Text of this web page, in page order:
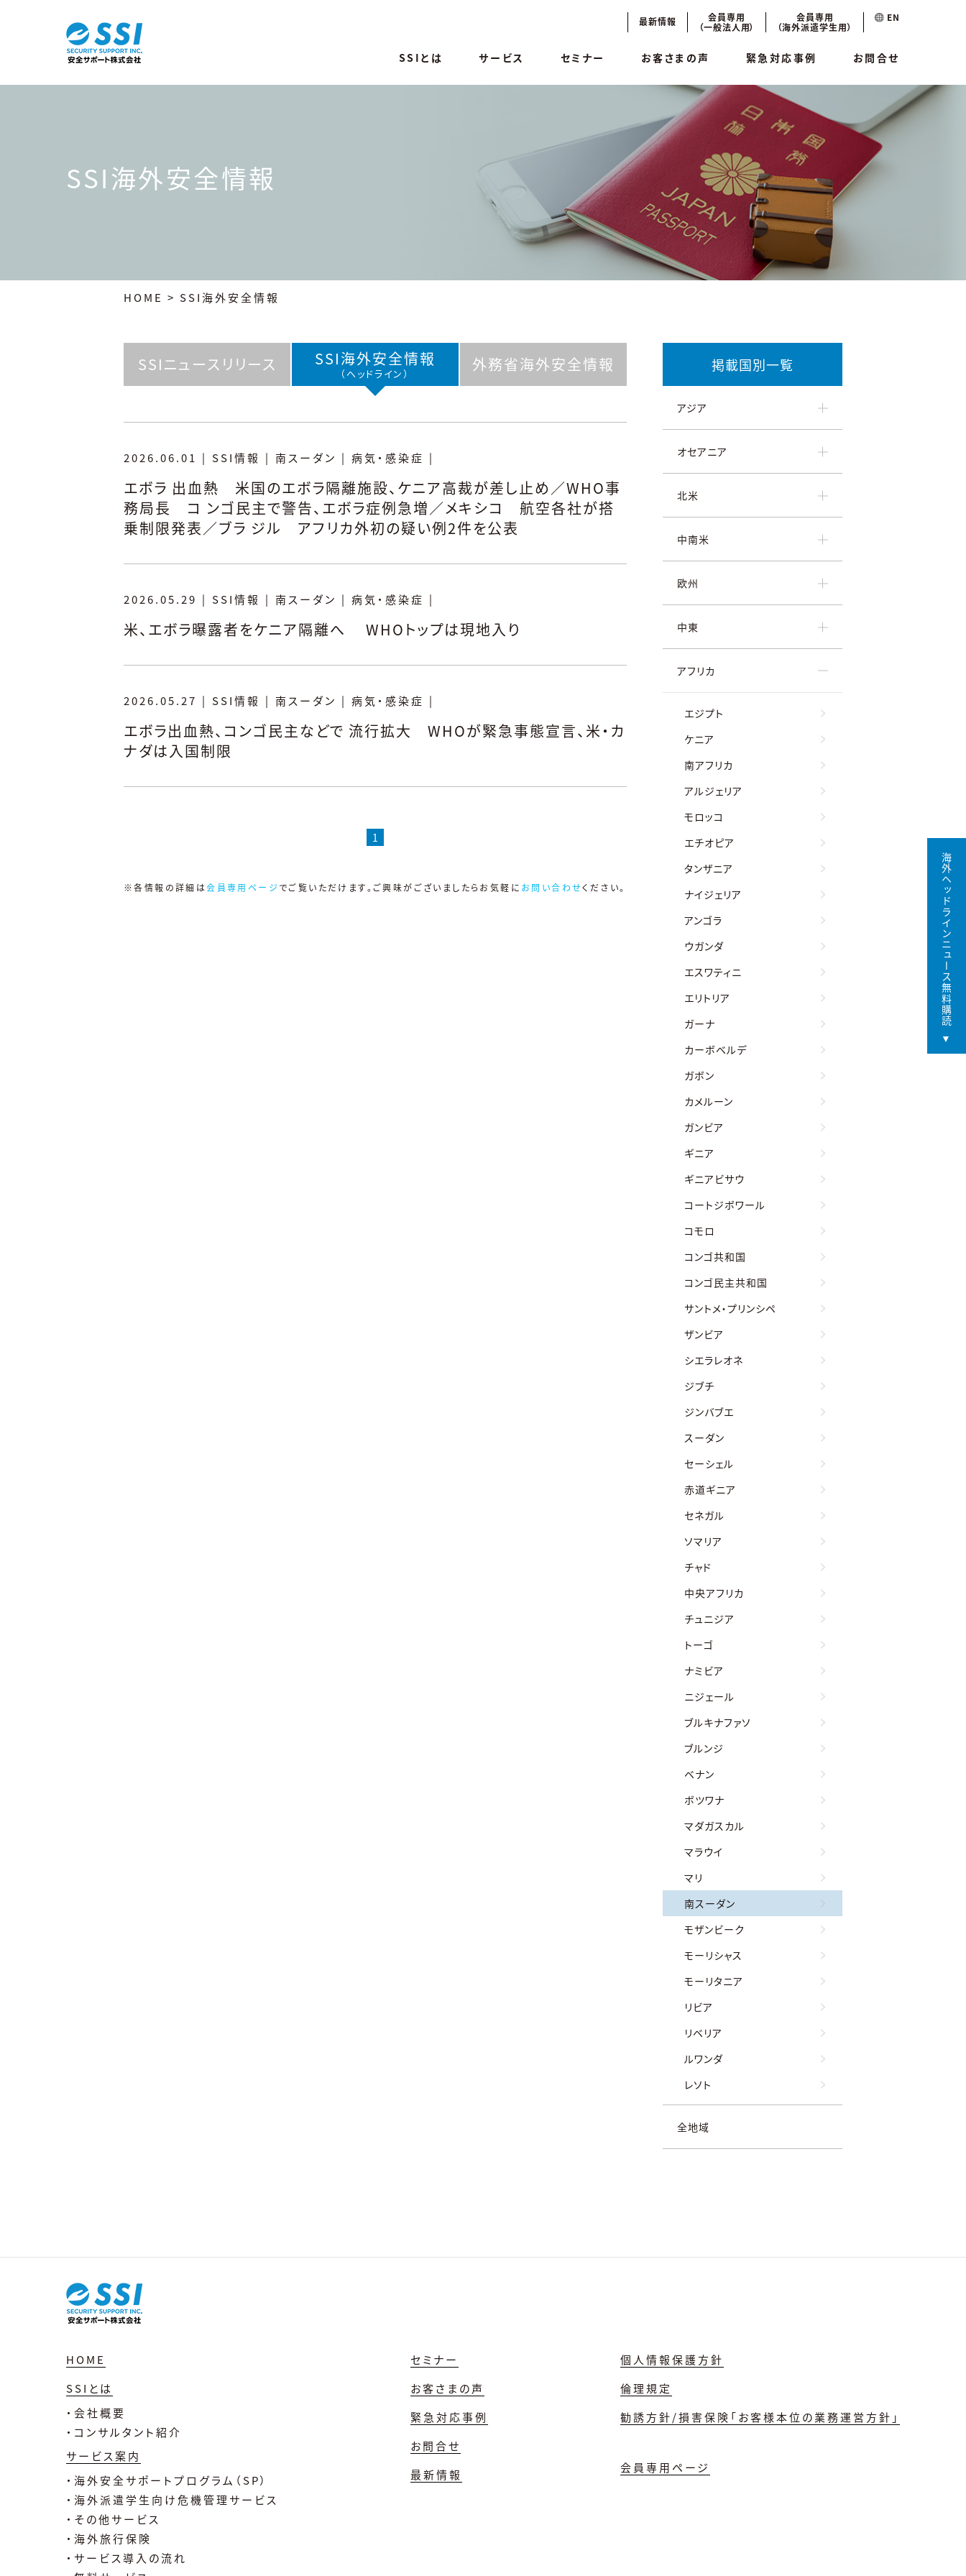
最新情報
会員専用
（一般法人用）
会員専用
（海外派遣学生用）
EN
SSIとは サービス セミナー お客さまの声 緊急対応事例 お問合せ
海外ヘッドラインニュース無料購読
SSI海外安全情報
HOME > SSI海外安全情報
SSIニュースリリース SSI海外安全情報
（ヘッドライン） 外務省海外安全情報
2026.06.01 | SSI情報 | 南スーダン | 病気・感染症 |
エボラ 出血熱 米国のエボラ隔離施設、ケニア高裁が差し止め／WHO事
務局長 コ ンゴ民主で警告、エボラ症例急増／メキシコ 航空各社が搭
乗制限発表／ブラ ジル アフリカ外初の疑い例2件を公表
2026.05.29 | SSI情報 | 南スーダン | 病気・感染症 |
米、エボラ曝露者をケニア隔離へ WHOトップは現地入り
2026.05.27 | SSI情報 | 南スーダン | 病気・感染症 |
エボラ出血熱、コンゴ民主などで 流行拡大 WHOが緊急事態宣言、米・カ
ナダは入国制限
1
※各情報の詳細は会員専用ページ でご覧いただけます。ご興味がございましたらお気軽に お問い合わせください。
掲載国別一覧
アジア
オセアニア
北米
中南米
欧州
中東
アフリカ
エジプト
ケニア
南アフリカ
アルジェリア
モロッコ
エチオピア
タンザニア
ナイジェリア
アンゴラ
ウガンダ
エスワティニ
エリトリア
ガーナ
カーボベルデ
ガボン
カメルーン
ガンビア
ギニア
ギニアビサウ
コートジボワール
コモロ
コンゴ共和国
コンゴ民主共和国
サントメ・プリンシペ
ザンビア
シエラレオネ
ジブチ
ジンバブエ
スーダン
セーシェル
赤道ギニア
セネガル
ソマリア
チャド
中央アフリカ
チュニジア
トーゴ
ナミビア
ニジェール
ブルキナファソ
ブルンジ
ベナン
ボツワナ
マダガスカル
マラウイ
マリ
南スーダン
モザンビーク
モーリシャス
モーリタニア
リビア
リベリア
ルワンダ
レソト
全地域
HOME
SSIとは
・会社概要
・コンサルタント紹介
サービス案内
・海外安全サポートプログラム（SP）
・海外派遣学生向け危機管理サービス
・その他サービス
・海外旅行保険
・サービス導入の流れ
セミナー
お客さまの声
緊急対応事例
お問合せ
最新情報
個人情報保護方針
倫理規定
勧誘方針/損害保険「お客様本位の業務運営方針」
会員専用ページ